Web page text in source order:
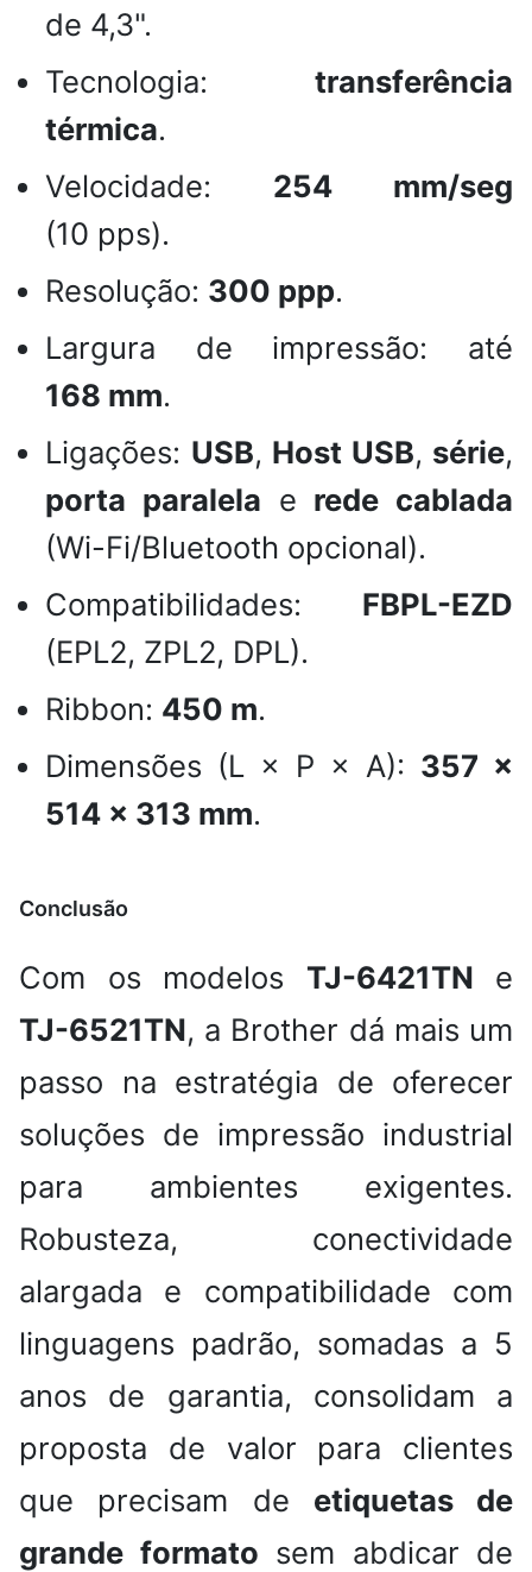
de 4,3".
Tecnologia: transferência
térmica.
Velocidade: 254 mm/seg
(10 pps).
Resolução: 300 ppp.
Largura de impressão: até
168 mm.
Ligações: USB, Host USB, série,
porta paralela e rede cablada
(Wi-Fi/Bluetooth opcional).
Compatibilidades: FBPL-EZD
(EPL2, ZPL2, DPL).
Ribbon: 450 m.
Dimensões (L × P × A): 357 ×
514 × 313 mm.
Conclusão
Com os modelos TJ-6421TN e
TJ-6521TN, a Brother dá mais um
passo na estratégia de oferecer
soluções de impressão industrial
para ambientes exigentes.
Robusteza, conectividade
alargada e compatibilidade com
linguagens padrão, somadas a 5
anos de garantia, consolidam a
proposta de valor para clientes
que precisam de etiquetas de
grande formato sem abdicar de